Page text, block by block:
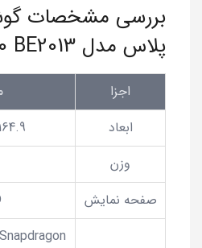
بررسی مشخصات
پلاس مدل Nord N100 BE2013:
اجزا
ابعاد
* 75.1 * 8.5
وزن
صفحه نمایش